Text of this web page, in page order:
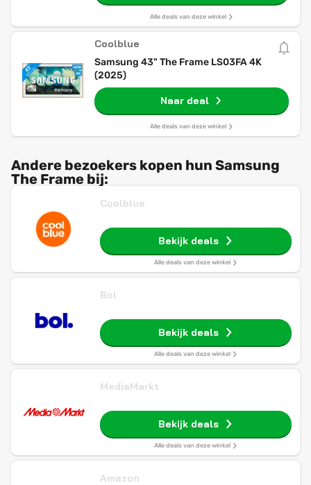
Alle deals van deze winkel
Coolblue
Samsung 43" The Frame LS03FA 4K
(2025)
Naar deal
Alle deals van deze winkel
Andere bezoekers kopen hun Samsung
The Frame bij:
Coolblue
Bekijk deals
Alle deals van deze winkel
Bol
Bekijk deals
Alle deals van deze winkel
MediaMarkt
Bekijk deals
Alle deals van deze winkel
Amazon